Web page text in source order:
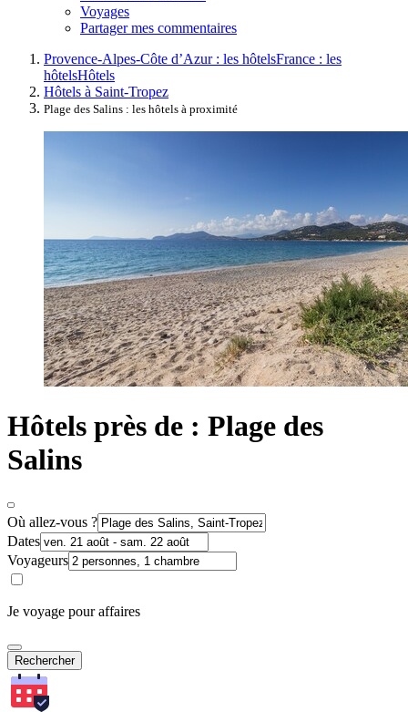
Voyages
Partager mes commentaires
Provence-Alpes-Côte d’Azur : les hôtelsFrance : les
hôtelsHôtels
Hôtels à Saint-Tropez
Plage des Salins : les hôtels à proximité
Hôtels près de : Plage des
Salins
Où allez-vous ?
Dates
Voyageurs
Je voyage pour affaires
Rechercher